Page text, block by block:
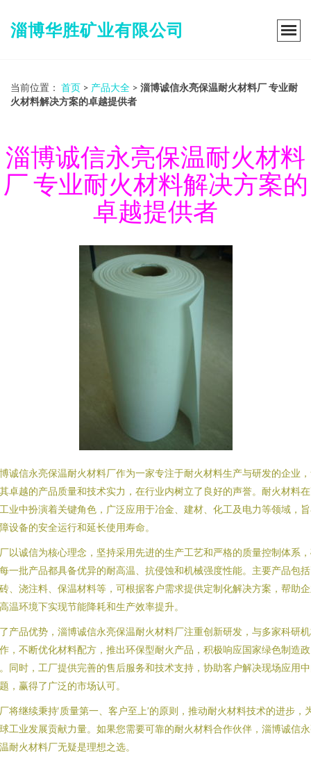
淄博华胜矿业有限公司
当前位置： 首页 > 产品大全 > 淄博诚信永亮保温耐火材料厂 专业耐
火材料解决方案的卓越提供者
淄博诚信永亮保温耐火材料
厂 专业耐火材料解决方案的
卓越提供者
诚信永亮保温耐火材料厂作为一家专注于耐火材料生产与研发的企业
卓越的产品质量和技术实力，在行业内树立了良好的声誉。耐火材料
业中扮演着关键角色，广泛应用于冶金、建材、化工及电力等领域，
设备的安全运行和延长使用寿命。
以诚信为核心理念，坚持采用先进的生产工艺和严格的质量控制体系
一批产品都具备优异的耐高温、抗侵蚀和机械强度性能。主要产品包
、浇注料、保温材料等，可根据客户需求提供定制化解决方案，帮助
温环境下实现节能降耗和生产效率提升。
产品优势，淄博诚信永亮保温耐火材料厂注重创新研发，与多家科研
，不断优化材料配方，推出环保型耐火产品，积极响应国家绿色制造政
同时，工厂提供完善的售后服务和技术支持，协助客户解决现场应用
，赢得了广泛的市场认可。
将继续秉持‘质量第一、客户至上’的原则，推动耐火材料技术的进步，
工业发展贡献力量。如果您需要可靠的耐火材料合作伙伴，淄博诚信
耐火材料厂无疑是理想之选。